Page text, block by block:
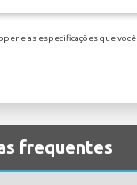
e as especificações que
frequentes